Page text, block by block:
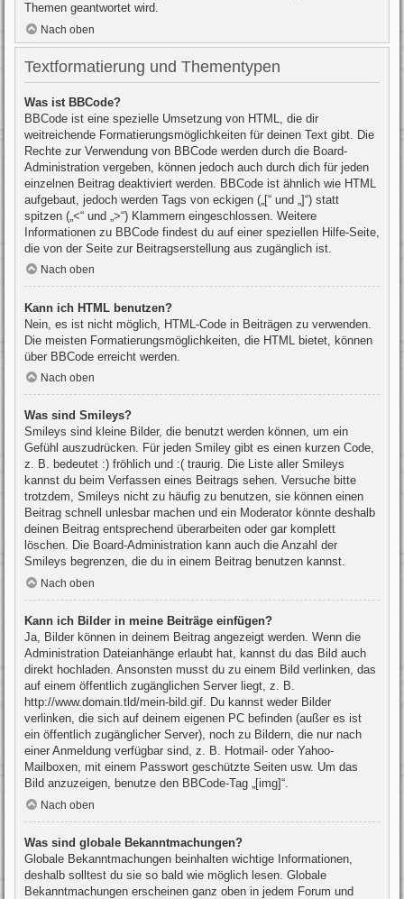
Themen geantwortet wird.
Nach oben
Textformatierung und Thementypen
Was ist BBCode?
BBCode ist eine spezielle Umsetzung von HTML, die dir
weitreichende Formatierungsmöglichkeiten für deinen Text gibt. Die
Rechte zur Verwendung von BBCode werden durch die Board-
Administration vergeben, können jedoch auch durch dich für jeden
einzelnen Beitrag deaktiviert werden. BBCode ist ähnlich wie HTML
aufgebaut, jedoch werden Tags von eckigen („[“ und „]“) statt
spitzen („<“ und „>“) Klammern eingeschlossen. Weitere
Informationen zu BBCode findest du auf einer speziellen Hilfe-Seite,
die von der Seite zur Beitragserstellung aus zugänglich ist.
Nach oben
Kann ich HTML benutzen?
Nein, es ist nicht möglich, HTML-Code in Beiträgen zu verwenden.
Die meisten Formatierungsmöglichkeiten, die HTML bietet, können
über BBCode erreicht werden.
Nach oben
Was sind Smileys?
Smileys sind kleine Bilder, die benutzt werden können, um ein
Gefühl auszudrücken. Für jeden Smiley gibt es einen kurzen Code,
z. B. bedeutet :) fröhlich und :( traurig. Die Liste aller Smileys
kannst du beim Verfassen eines Beitrags sehen. Versuche bitte
trotzdem, Smileys nicht zu häufig zu benutzen, sie können einen
Beitrag schnell unlesbar machen und ein Moderator könnte deshalb
deinen Beitrag entsprechend überarbeiten oder gar komplett
löschen. Die Board-Administration kann auch die Anzahl der
Smileys begrenzen, die du in einem Beitrag benutzen kannst.
Nach oben
Kann ich Bilder in meine Beiträge einfügen?
Ja, Bilder können in deinem Beitrag angezeigt werden. Wenn die
Administration Dateianhänge erlaubt hat, kannst du das Bild auch
direkt hochladen. Ansonsten musst du zu einem Bild verlinken, das
auf einem öffentlich zugänglichen Server liegt, z. B.
http://www.domain.tld/mein-bild.gif. Du kannst weder Bilder
verlinken, die sich auf deinem eigenen PC befinden (außer es ist
ein öffentlich zugänglicher Server), noch zu Bildern, die nur nach
einer Anmeldung verfügbar sind, z. B. Hotmail- oder Yahoo-
Mailboxen, mit einem Passwort geschützte Seiten usw. Um das
Bild anzuzeigen, benutze den BBCode-Tag „[img]“.
Nach oben
Was sind globale Bekanntmachungen?
Globale Bekanntmachungen beinhalten wichtige Informationen,
deshalb solltest du sie so bald wie möglich lesen. Globale
Bekanntmachungen erscheinen ganz oben in jedem Forum und